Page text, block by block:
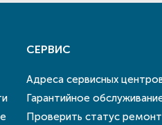
СЕРВИС
Адреса сервисных
Гарантийное
Проверить статус